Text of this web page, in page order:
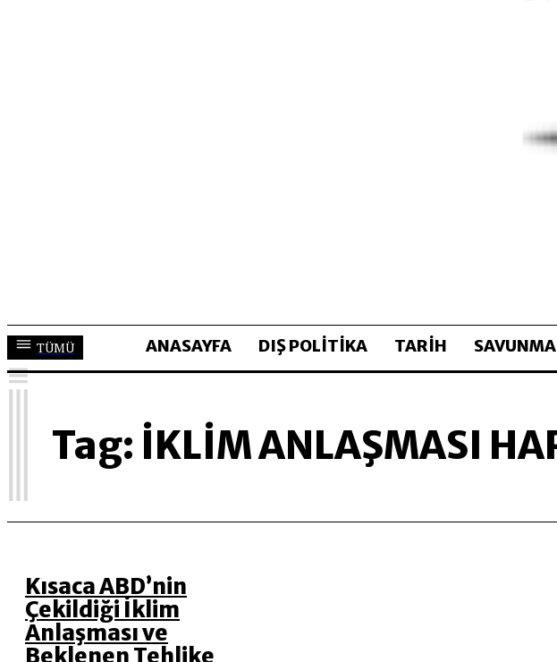
TÜMÜ ANASAYFA DIŞ POLİTİKA TARİH
Tag: IKLIM ANLAŞMASI
I
Kısaca ABD’nin
Çekildiği İklim
Anlaşması ve
Beklenen Tehlike